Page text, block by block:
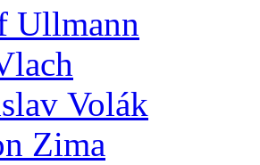
Ullmann
Volák
Zima